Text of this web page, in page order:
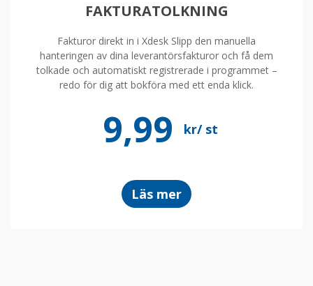
FAKTURATOLKNING
Fakturor direkt in i Xdesk Slipp den manuella
hanteringen av dina leverantörsfakturor och få dem
tolkade och automatiskt registrerade i programmet –
redo för dig att bokföra med ett enda klick.
9,99 kr/ st
Läs mer
om
scanning